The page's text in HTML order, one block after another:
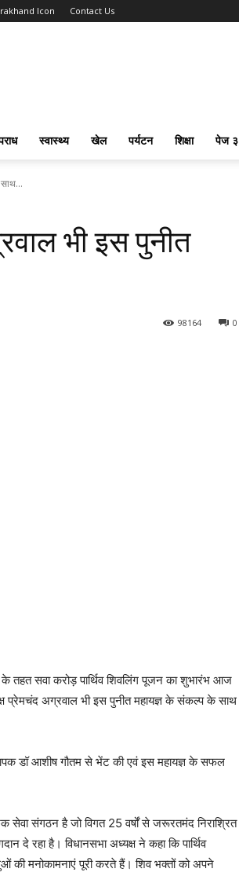
Icon Contact Us
स्वास्थ्य खेल पर्यटन शिक्षा पेज ३
भी इस पुनीत
0
98164
के तहत सवा करोड़ पार्थिव शिवलिंग पूजन का शुभारंभ आज
प्रेमचंद अग्रवाल भी इस पुनीत महायज्ञ के संकल्प के साथ
डॉ आशीष गौतम से भेंट की एवं इस महायज्ञ के सफल
सेवा संगठन है जो विगत 25 वर्षों से जरूरतमंद निराश्रित
दे रहा है। विधानसभा अध्यक्ष ने कहा कि पार्थिव
की मनोकामनाएं पूरी करते हैं। शिव भक्तों को अपने